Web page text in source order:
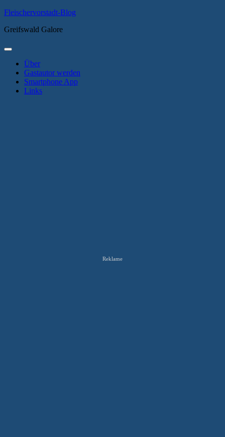
Zum
springen
Fleischervorstadt-Blog
Greifswald Galore
Primäres
Über
Gastautor werden
Smartphone App
Links
Reklame